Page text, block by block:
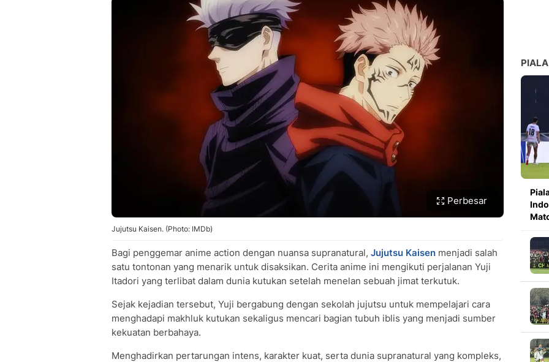
Perbesar
Jujutsu Kaisen. (Photo: IMDb)
Bagi penggemar anime action dengan nuansa supranatural, Jujutsu Kaisen menjadi salah
satu tontonan yang menarik untuk disaksikan. Cerita anime ini mengikuti perjalanan Yuji
Itadori yang terlibat dalam dunia kutukan setelah menelan sebuah jimat terkutuk.
Sejak kejadian tersebut, Yuji bergabung dengan sekolah jujutsu untuk mempelajari cara
menghadapi makhluk kutukan sekaligus mencari bagian tubuh iblis yang menjadi sumber
kekuatan berbahaya.
Menghadirkan pertarungan intens, karakter kuat, serta dunia supranatural yang kompleks,